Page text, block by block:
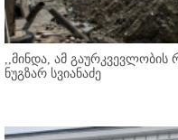
,,მინდა, ამ გაურკვევლობის
ნუგზარ სვიანაძე